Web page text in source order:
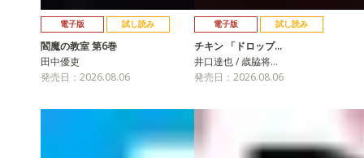
電子版 試し読み
閻魔の教室 第6巻
田中優吏
発売日：2026.08.06
電子版 試し読み
チキン 「ドロップ…
井口達也 / 歳脇将…
発売日：2026.08.06